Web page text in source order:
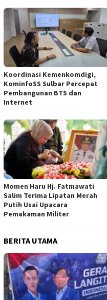
Koordinasi Kemenkomdigi,
KominfoSS Sulbar Percepat
Pembangunan BTS dan
Internet
Momen Haru Hj. Fatmawati
Salim Terima Lipatan Merah
Putih Usai Upacara
Pemakaman Militer
BERITA UTAMA